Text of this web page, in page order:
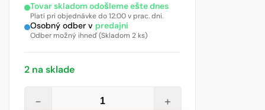
Tovar skladom odošleme ešte dnes
Platí pri objednávke do 12:00 v prac. dni.
Osobný odber v predajni
Odber možný ihneď (Skladom 2 ks)
2 na sklade
− +